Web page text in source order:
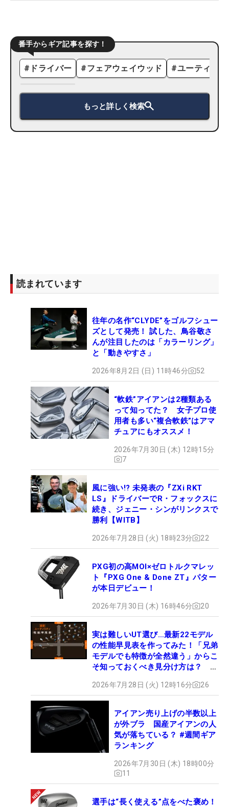
番手からギア記事を探す！
# ドライバー #フェアウェイウッド #ユーティリ
もっと詳しく検索
読まれています
往年の名作“CLYDE”をゴルフシュー
ズとして発売！ 試した、鳥谷敬さ
んが注目したのは「カラーリング」
と「動きやすさ」
2026年8月2日 (日) 11時46分 52
“軟鉄”アイアンは2種類ある
って知ってた？ 女子プロ使
用者も多い“複合軟鉄”はアマ
チュアにもオススメ！
2026年7月30日 (木) 12時15分
7
風に強い!? 未発表の『ZXi RKT
LS』ドライバーでR・フォックスに
続き、ジェニー・シンがリンクスで
勝利【WITB】
2026年7月28日 (火) 18時23分 22
PXG初の高MOI×ゼロトルクマレッ
ト『PXG One & Done ZT』パター
が本日デビュー！
2026年7月30日 (木) 16時46分 20
実は難しいUT選び…最新22モデル
の性能早見表を作ってみた！「兄弟
モデルでも特徴が全然違う」からこ
そ知っておくべき見分け方は？ #
2026年7月28日 (火) 12時16分 26
アイアン売り上げの半数以上
が外ブラ 国産アイアンの人
気が落ちている？ #週間ギア
ランキング
2026年7月30日 (木) 18時00分
11
選手は“長く使える”点をべた褒め！